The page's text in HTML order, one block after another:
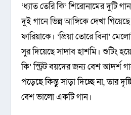
‘ধ্যাত তেরি কি’ শিরোনামের দুটি
দুই গানে ভিন্ন আঙ্গিকে দেখা
ফারিয়াকে। ‘প্রিয়া তোরে বিনা’
সুর দিয়েছে সাদাব হাশমি। শুটিং
কি’ স্ট্রিট বয়দের জন্য বেশ আদর্শ
পড়েছে কিন্তু সাড়া দিচ্ছে না, তার
বেশ ভালো একটি গান।